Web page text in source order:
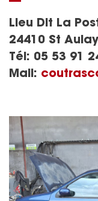
Lieu Dit La
24410 St
Tél: 05 53 91
Mail: